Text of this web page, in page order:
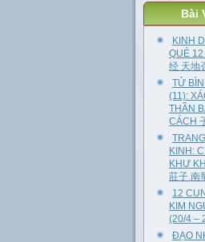
Bài
KINH
QUẺ
经 天地
TỬ
(11):
THẦN
CÁCH
KINH:
KHƯ
莊子 南
12
KIM
(20/4 –
ĐẠO